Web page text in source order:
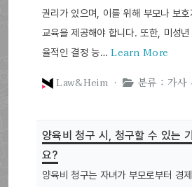
권리가 있으며, 이를 위해 부모나 보
교육을 제공해야 합니다. 또한, 미성
율적인 결정 능…Learn More
Law&Heim ·
분류 : 가사
양육비 청구 시, 청구할 수 있는
요?
양육비 청구는 자녀가 부모로부터 경